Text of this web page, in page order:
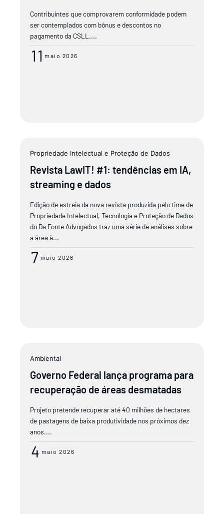
Contribuintes que comprovarem conformidade podem
ser contemplados com bônus e descontos no
pagamento da CSLL....
11 maio 2026
Propriedade Intelectual e Proteção de Dados
Revista LawIT! #1: tendências em IA,
streaming e dados
Edição de estreia da nova revista produzida pelo time de
Propriedade Intelectual, Tecnologia e Proteção de Dados
do Da Fonte Advogados traz uma série de análises sobre
a área à...
7 maio 2026
Ambiental
Governo Federal lança programa para
recuperação de áreas desmatadas
Projeto pretende recuperar até 40 milhões de hectares
de pastagens de baixa produtividade nos próximos dez
anos....
4 maio 2026